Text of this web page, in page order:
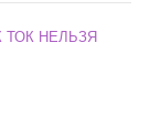
НЕЛЬЗЯ